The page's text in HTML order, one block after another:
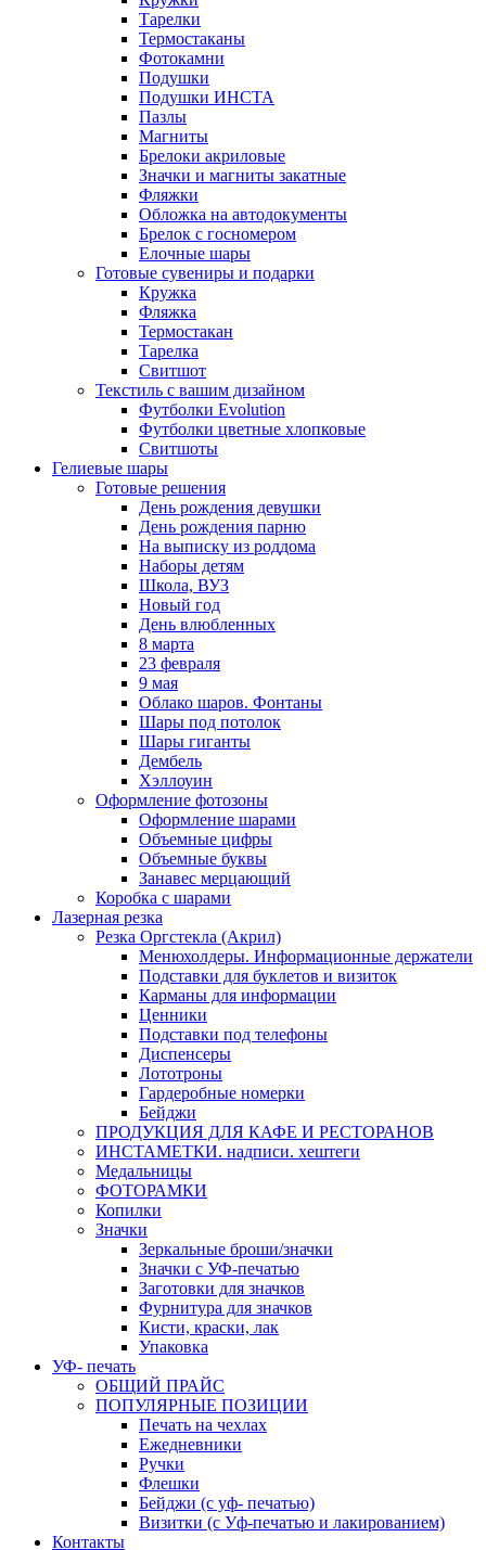
Тарелки
Термостаканы
Фотокамни
Подушки
Подушки ИНСТА
Пазлы
Магниты
Брелоки акриловые
Значки и магниты закатные
Фляжки
Обложка на автодокументы
Брелок с госномером
Елочные шары
Готовые сувениры и подарки
Кружка
Фляжка
Термостакан
Тарелка
Свитшот
Текстиль с вашим дизайном
Футболки Evolution
Футболки цветные хлопковые
Свитшоты
Гелиевые шары
Готовые решения
День рождения девушки
День рождения парню
На выписку из роддома
Наборы детям
Школа, ВУЗ
Новый год
День влюбленных
8 марта
23 февраля
9 мая
Облако шаров. Фонтаны
Шары под потолок
Шары гиганты
Дембель
Хэллоуин
Оформление фотозоны
Оформление шарами
Объемные цифры
Объемные буквы
Занавес мерцающий
Коробка с шарами
Лазерная резка
Резка Оргстекла (Акрил)
Менюхолдеры. Информационные держатели
Подставки для буклетов и визиток
Карманы для информации
Ценники
Подставки под телефоны
Диспенсеры
Лототроны
Гардеробные номерки
Бейджи
ПРОДУКЦИЯ ДЛЯ КАФЕ И РЕСТОРАНОВ
ИНСТАМЕТКИ. надписи. хештеги
Медальницы
ФОТОРАМКИ
Копилки
Значки
Зеркальные броши/значки
Значки с УФ-печатью
Заготовки для значков
Фурнитура для значков
Кисти, краски, лак
Упаковка
УФ- печать
ОБЩИЙ ПРАЙС
ПОПУЛЯРНЫЕ ПОЗИЦИИ
Печать на чехлах
Ежедневники
Ручки
Флешки
Бейджи (с уф- печатью)
Визитки (с Уф-печатью и лакированием)
Контакты